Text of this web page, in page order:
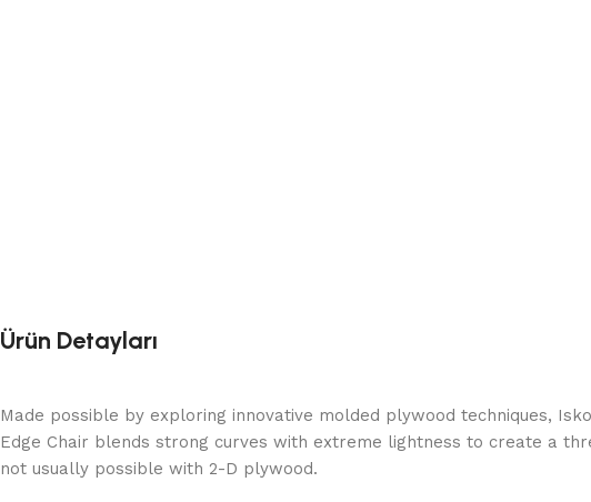
Ürün Detayları
Made possible by exploring innovative molded plywood techniques,
Edge Chair blends strong curves with extreme lightness to create a
not usually possible with 2-D plywood.